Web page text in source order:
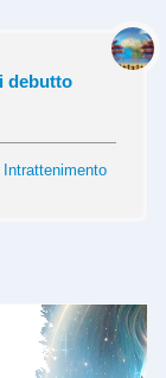
debutto
Intrattenimento